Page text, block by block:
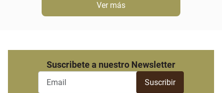
Ver más
Suscribete a nuestro Newsletter